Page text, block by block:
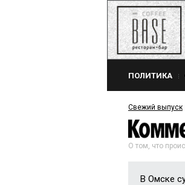
ПОЛИТИКА
Свежий выпуск
О том, что
В Омске